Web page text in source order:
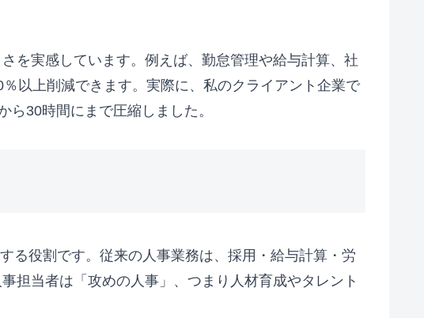
を実感しています。例えば、勤怠管理や給与計算、社
以上削減できます。実際に、私のクライアント企業で
30時間にまで圧縮しました。
る役割です。従来の人事業務は、採用・給与計算・労
担当者は「攻めの人事」、つまり人材育成やタレント